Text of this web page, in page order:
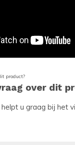
over dit
u graag bij het